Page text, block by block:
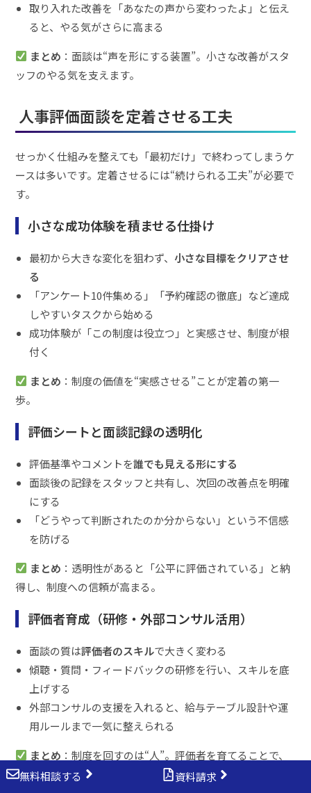
無料相談する 資料請求
取り入れた改善を「あなたの声から変わったよ」と伝え
ると、やる気がさらに高まる
まとめ ：面談は“声を形にする装置”。小さな改善がスタ
ッフのやる気を支えます。
人事評価面談を定着させる工夫
せっかく仕組みを整えても「最初だけ」で終わってしまうケ
ースは多いです。定着させるには“続けられる工夫”が必要で
す。
小さな成功体験を積ませる仕掛け
最初から大きな変化を狙わず、 小さな目標をクリアさせ
る
「アンケート10件集める」「予約確認の徹底」など達成
しやすいタスクから始める
成功体験が「この制度は役立つ」と実感させ、制度が根
付く
まとめ ：制度の価値を“実感させる”ことが定着の第一
歩。
評価シートと面談記録の透明化
評価基準やコメントを誰でも見える形にする
面談後の記録をスタッフと共有し、次回の改善点を明確
にする
「どうやって判断されたのか分からない」という不信感
を防げる
まとめ ：透明性があると「公平に評価されている」と納
得し、制度への信頼が高まる。
評価者育成（研修・外部コンサル活用）
面談の質は評価者のスキルで大きく変わる
傾聴・質問・フィードバックの研修を行い、スキルを底
上げする
外部コンサルの支援を入れると、給与テーブル設計や運
用ルールまで一気に整えられる
まとめ ：制度を回すのは“人”。評価者を育てることで、
医院全体の面談文化が根づきます。